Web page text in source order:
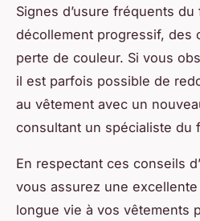
Signes d’usure fréquents
décollement progressif, des
perte de couleur. Si vous
il est parfois possible de
au vêtement avec un
consultant un spécialiste du
En respectant ces conseils
vous assurez une
longue vie à vos vêtements